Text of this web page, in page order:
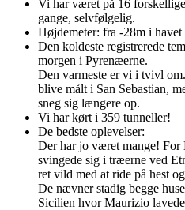
Vi har været på 16
gange, selvfølgelig.
Højdemeter: fra -28m i
Den koldeste registrerede
morgen i Pyrenæerne.
Den varmeste er vi i tvivl
blive målt i San Sebastian,
sneg sig længere op.
Vi har kørt i 359 tunneller!
De bedste oplevelser:
Der har jo været mange! For
svingede sig i træerne ved
ret vild med at ride på hest
De nævner stadig begge
Sicilien hvor Maurizio